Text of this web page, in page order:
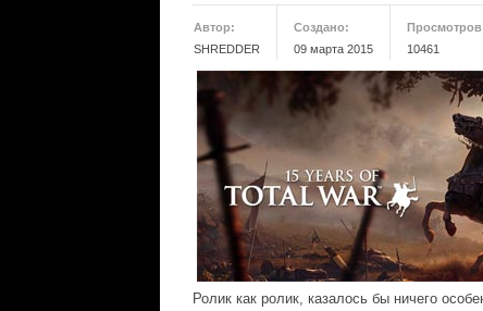
Автор:
SHREDDER
Создано:
09 марта 2015
10461
Ролик как ролик, казалось бы ничего